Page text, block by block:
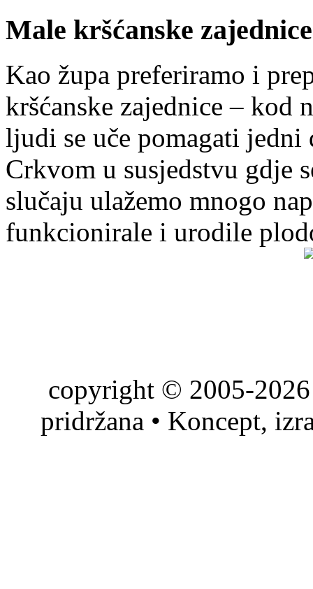
Male kršćanske zajednice
Kao župa preferiramo i
kršćanske zajednice – kod
ljudi se uče pomagati
Crkvom u susjedstvu gdje
slučaju ulažemo mnogo
funkcionirale i urodile
copyright © 2005-
pridržana • Koncept,